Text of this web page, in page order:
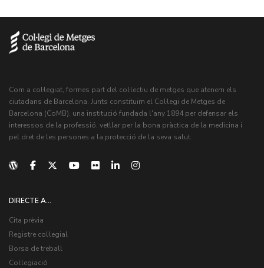
Com a col·legiat, formes part del col·lectiu de metges que atenem els
ciutadans de Barcelona. Junts constituïm el Col·legi de Metges de
Barcelona (CoMB), una institució fundada l'any 1894 per defensar els
interessos de la professió, vetllar per la bona pràctica de la medicina i
pel dret de les persones a la protecció de la seva salut.
DIRECTE A...
Cita prèvia
Registre col·legial
Borsa de treball
Col·legiació